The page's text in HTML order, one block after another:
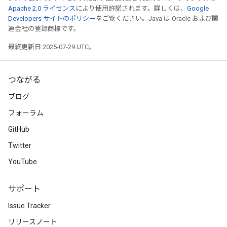
Apache 2.0 ライセンス により使用許諾されます。詳しくは、 Google
Developers サイトのポリシー をご覧ください。Java は Oracle および関
連会社の登録商標です。
最終更新日 2025-07-29 UTC。
つながる
ブログ
フォーラム
GitHub
Twitter
YouTube
サポート
Issue Tracker
リリースノート